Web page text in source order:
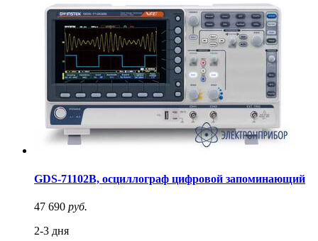
GDS-71102B, осциллограф цифровой запоминающий
47 690 руб.
2-3 дня